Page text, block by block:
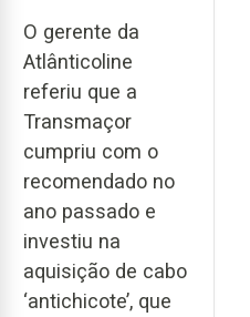
O gerente da
Atlânticoline
referiu que a
Transmaçor
cumpriu com o
recomendado no
ano passado e
investiu na
aquisição de cabo
‘antichicote’, que